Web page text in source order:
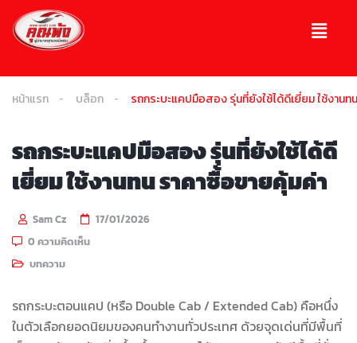
หน้าแรก บล็อก รถกระบะแคปมือสอง รุ่นที่ยังใช้ได้ดีเยี่ยม ใช้งานท
รถกระบะแคปมือสอง รุ่นที่ยังใช้ได้ดี
เยี่ยม ใช้งานทน ราคาซื้อขายคุ้มค่า
Sam Cz
17/01/2026
0 ความคิดเห็น
บทความ
รถกระบะตอนแคป (หรือ Double Cab / Extended Cab) คือหนึ่ง
ในตัวเลือกยอดนิยมของคนทำงานทั่วประเทศ ด้วยจุดเด่นที่มีพื้นที่